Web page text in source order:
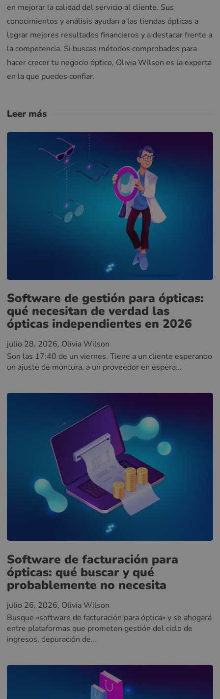
en mejorar la calidad del servicio al cliente. Sus
conocimientos y análisis ayudan a las tiendas ópticas a
lograr mejores resultados financieros y a destacar frente a
la competencia. Si buscas métodos comprobados para
hacer crecer tu negocio óptico, Olivia Wilson es la experta
en la que puedes confiar.
Leer más
Software de gestión para ópticas:
qué necesitan de verdad las
ópticas independientes en 2026
julio 28, 2026, Olivia Wilson
Son las 17:40 de un viernes. Tiene a un cliente esperando
un ajuste de montura, a un proveedor en espera...
Software de facturación para
ópticas: qué buscar y qué
probablemente no necesita
julio 26, 2026, Olivia Wilson
Busque «software de facturación para óptica» y se ahogará
entre plataformas que prometen gestión del ciclo de
ingresos, depuración de...